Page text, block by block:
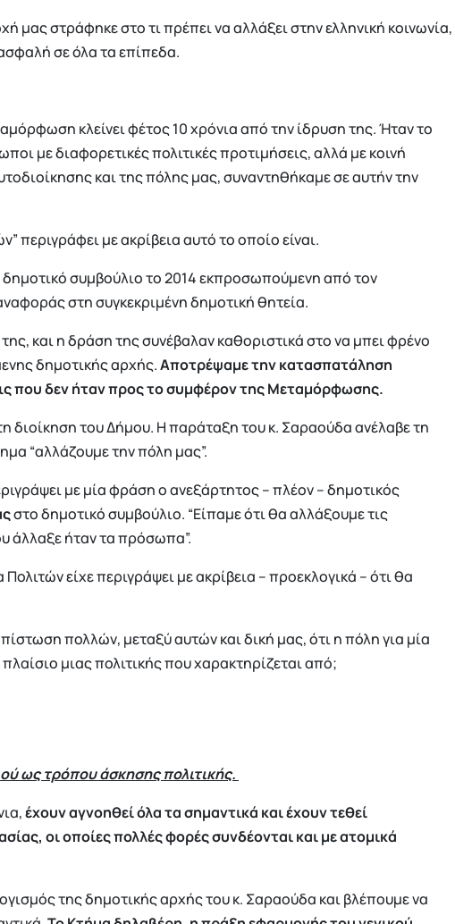
μας στράφηκε στο τι πρέπει να αλλάξει στην ελληνική κοινωνία,
σε όλα τα επίπεδα.
κλείνει φέτος 10 χρόνια από την ίδρυση της. Ήταν το
με διαφορετικές πολιτικές προτιμήσεις, αλλά με κοινή
και της πόλης μας, συναντηθήκαμε σε αυτήν την
περιγράφει με ακρίβεια αυτό το οποίο είναι.
συμβούλιο το 2014 εκπροσωπούμενη από τον
στη συγκεκριμένη δημοτική θητεία.
και η δράση της συνέβαλαν καθοριστικά στο να μπει φρένο
δημοτικής αρχής.Αποτρέψαμε την κατασπατάληση
που δεν ήταν προς το συμφέρον της Μεταμόρφωσης.
διοίκηση του Δήμου. Η παράταξη του κ. Σαραούδα ανέλαβε τη
“αλλάζουμε την πόλη μας”.
με μία φράση ο ανεξάρτητος – πλέον – δημοτικός
στο δημοτικό συμβούλιο. “Είπαμε ότι θα αλλάξουμε τις
άλλαξε ήταν τα πρόσωπα”.
είχε περιγράψει με ακρίβεια – προεκλογικά – ότι θα
πολλών, μεταξύ αυτών και δική μας, ότι η πόλη για μία
μιας πολιτικής που χαρακτηρίζεται από;
ως τρόπου άσκησης πολιτικής.
έχουν αγνοηθεί όλα τα σημαντικά και έχουν τεθεί
οι οποίες πολλές φορές συνδέονται και με ατομικά
της δημοτικής αρχής του κ. Σαραούδα και βλέπουμε να